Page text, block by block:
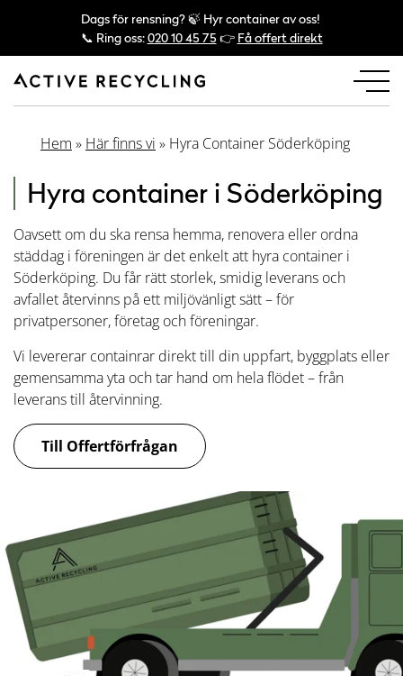
Dags för rensning? 🍃 Hyr container av oss!
📞 Ring oss:020 10 45 75 👉 Få offert direkt
Hem » Här finns vi » Hyra Container Söderköping
Hyra container i Söderköping
Oavsett om du ska rensa hemma, renovera eller ordna
städdag i föreningen är det enkelt att hyra container i
Söderköping. Du får rätt storlek, smidig leverans och
avfallet återvinns på ett miljövänligt sätt – för
privatpersoner, företag och föreningar.
Vi levererar containrar direkt till din uppfart, byggplats eller
gemensamma yta och tar hand om hela flödet – från
leverans till återvinning.
Till Offertförfrågan